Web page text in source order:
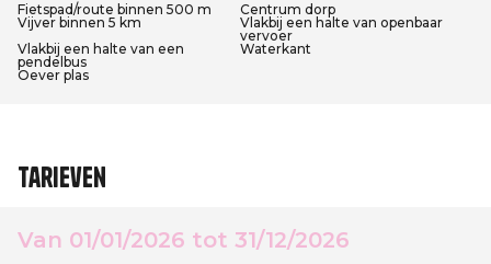
Fietspad/route binnen 500 m
Centrum dorp
Vijver binnen 5 km
Vlakbij een halte van openbaar
vervoer
Vlakbij een halte van een
pendelbus
Waterkant
Oever plas
Tarieven
Van 01/01/2026 tot 31/12/2026